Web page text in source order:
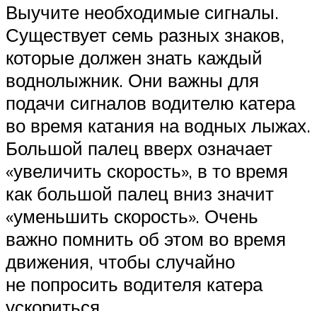
Выучите необходимые сигналы.
Существует семь разных знаков,
которые должен знать каждый
воднолыжник. Они важны для
подачи сигналов водителю катера
во время катания на водных лыжах.
Большой палец вверх означает
«увеличить скорость», в то время
как большой палец вниз значит
«уменьшить скорость». Очень
важно помнить об этом во время
движения, чтобы случайно
не попросить водителя катера